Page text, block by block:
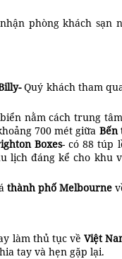
phòng khách sạn
-Quý khách tham
nằm cách trung tâm
700 mét giữa Bến
Boxes- có 88 túp
lịch đáng kể cho khu
thành phố Melbourne
làm thủ tục vềViệt
tay và hẹn gặp lại.